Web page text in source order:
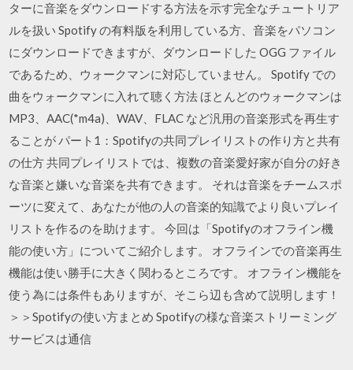
ターに音楽をダウンロードする方法を示す完全なチュートリア
ルを扱い Spotify の有料版を利用している方、音楽をパソコン
にダウンロードできますが、ダウンロードした OGG ファイル
であるため、ウォークマンに対応していません。 Spotify での
曲をウォークマンに入れて聴く方法 ほとんどのウォークマンは
MP3、AAC(*m4a)、WAV、FLAC など汎用の音楽形式を再生す
ることが パート1：Spotifyの共同プレイリストの作り方と共有
の仕方 共同プレイリストでは、複数の音楽愛好家が自分の好き
な音楽と嫌いな音楽を共有できます。 それは音楽をチームスポ
ーツに変えて、あなたが他の人の音楽的知識でより良いプレイ
リストを作るのを助けます。 今回は「Spotifyのオフライン機
能の使い方」についてご紹介します。 オフラインでの音楽再生
機能は使い勝手に大きく関わるところです。 オフライン機能を
使う為には条件もありますが、そこら辺も含めて説明します！
＞＞Spotifyの使い方まとめ Spotifyの様な音楽ストリーミング
サービスは通信